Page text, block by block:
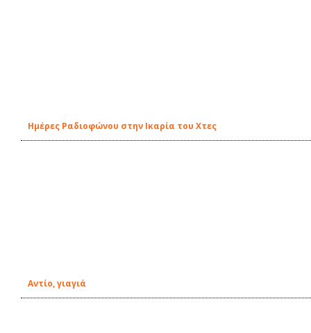
Ημέρες Ραδιοφώνου στην Ικαρία του Χτες
Αντίο, γιαγιά